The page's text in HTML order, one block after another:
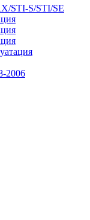
STI-S/STI/SE
2006